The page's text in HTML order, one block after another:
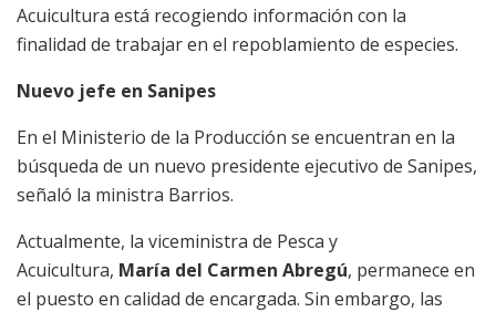
Acuicultura está recogiendo información con la
finalidad de trabajar en el repoblamiento de especies.
Nuevo jefe en Sanipes
En el Ministerio de la Producción se encuentran en la
búsqueda de un nuevo presidente ejecutivo de Sanipes,
señaló la ministra Barrios.
Actualmente, la viceministra de Pesca y
Acuicultura, María del Carmen Abregú, permanece en
el puesto en calidad de encargada. Sin embargo, las